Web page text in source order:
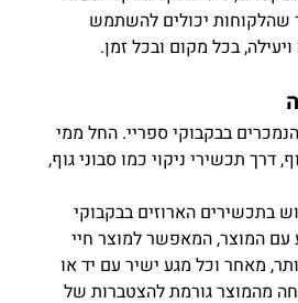
שהלקוחות יכולים להשתמש
בכל מקום ובכל זמן.
בבקבוקי ספריי. החל ממי
דרך תכשירי ניקוי כמו סבוני גוף,
בתכשירים הארוזים בבקבוקי
עם המוצר, המאפשר למוצר חיי
מאחר וכל מגע ישיר עם יד או
מהמוצר גורמת להצטברות של